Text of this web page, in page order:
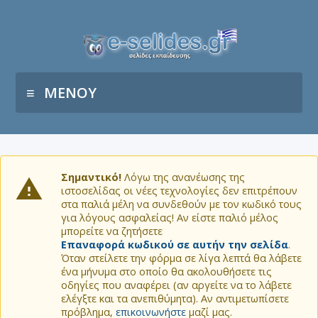
ΜΕΝΟΥ
Σημαντικό! Λόγω της ανανέωσης της
ιστοσελίδας οι νέες τεχνολογίες δεν επιτρέπουν
στα παλιά μέλη να συνδεθούν με τον κωδικό τους
για λόγους ασφαλείας! Αν είστε παλιό μέλος
μπορείτε να ζητήσετε
Επαναφορά κωδικού σε αυτήν την σελίδα.
Όταν στείλετε την φόρμα σε λίγα λεπτά θα λάβετε
ένα μήνυμα στο οποίο θα ακολουθήσετε τις
οδηγίες που αναφέρει (αν αργείτε να το λάβετε
ελέγξτε και τα ανεπιθύμητα). Αν αντιμετωπίσετε
πρόβλημα, επικοινωνήστε μαζί μας.